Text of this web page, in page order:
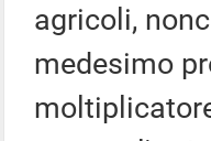
agricoli,
medesimo